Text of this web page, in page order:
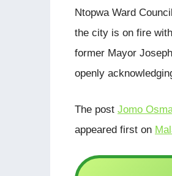
Ntopwa Ward
the city is on fire
former Mayor
openly
The post Jomo
appeared first on